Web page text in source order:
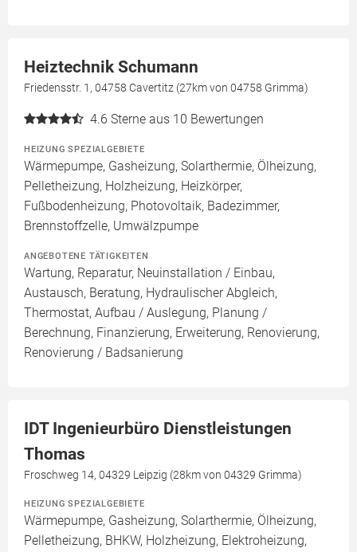
Heiztechnik Schumann
Friedensstr. 1, 04758 Cavertitz (27km von 04758 Grimma)
4.6 Sterne aus 10 Bewertungen
HEIZUNG SPEZIALGEBIETE
Wärmepumpe, Gasheizung, Solarthermie, Ölheizung,
Pelletheizung, Holzheizung, Heizkörper,
Fußbodenheizung, Photovoltaik, Badezimmer,
Brennstoffzelle, Umwälzpumpe
ANGEBOTENE TÄTIGKEITEN
Wartung, Reparatur, Neuinstallation / Einbau,
Austausch, Beratung, Hydraulischer Abgleich,
Thermostat, Aufbau / Auslegung, Planung /
Berechnung, Finanzierung, Erweiterung, Renovierung,
Renovierung / Badsanierung
IDT Ingenieurbüro Dienstleistungen
Thomas
Froschweg 14, 04329 Leipzig (28km von 04329 Grimma)
HEIZUNG SPEZIALGEBIETE
Wärmepumpe, Gasheizung, Solarthermie, Ölheizung,
Pelletheizung, BHKW, Holzheizung, Elektroheizung,